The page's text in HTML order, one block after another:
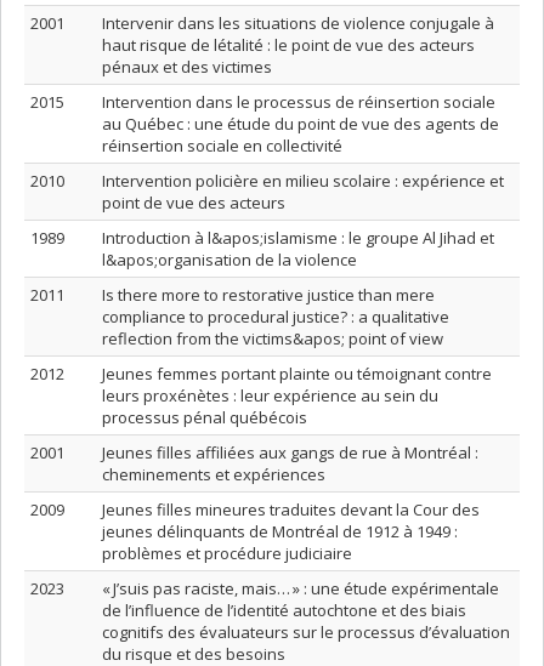
2001
Intervenir dans les situations de violence conjugale à
haut risque de létalité : le point de vue des acteurs
pénaux et des victimes
2015
Intervention dans le processus de réinsertion sociale
au Québec : une étude du point de vue des agents de
réinsertion sociale en collectivité
2010
Intervention policière en milieu scolaire : expérience et
point de vue des acteurs
1989
Introduction à l&apos;islamisme : le groupe Al Jihad et
l&apos;organisation de la violence
2011
Is there more to restorative justice than mere
compliance to procedural justice? : a qualitative
reflection from the victims&apos; point of view
2012
Jeunes femmes portant plainte ou témoignant contre
leurs proxénètes : leur expérience au sein du
processus pénal québécois
2001
Jeunes filles affiliées aux gangs de rue à Montréal :
cheminements et expériences
2009
Jeunes filles mineures traduites devant la Cour des
jeunes délinquants de Montréal de 1912 à 1949 :
problèmes et procédure judiciaire
2023
« J’suis pas raciste, mais… » : une étude expérimentale
de l’influence de l’identité autochtone et des biais
cognitifs des évaluateurs sur le processus d’évaluation
du risque et des besoins